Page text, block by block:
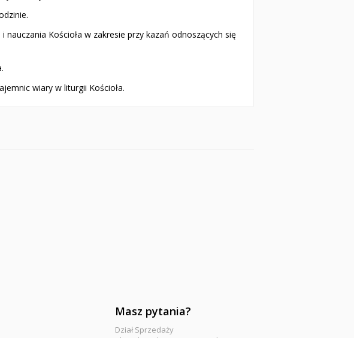
Kościoła w zakresie przy­ kazań odnoszących się
wiary w liturgii Kościoła.
Masz pytania?
Dział Sprzedaży